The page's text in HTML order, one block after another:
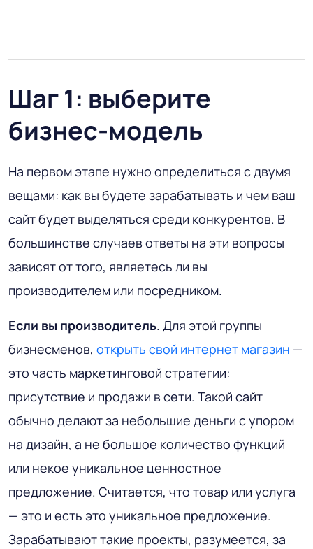
Шаг 1: выберите
бизнес-модель
На первом этапе нужно определиться с двумя
вещами: как вы будете зарабатывать и чем ваш
сайт будет выделяться среди конкурентов. В
большинстве случаев ответы на эти вопросы
зависят от того, являетесь ли вы
производителем или посредником.
Если вы производитель. Для этой группы
бизнесменов, открыть свой интернет магазин —
это часть маркетинговой стратегии:
присутствие и продажи в сети. Такой сайт
обычно делают за небольшие деньги с упором
на дизайн, а не большое количество функций
или некое уникальное ценностное
предложение. Считается, что товар или услуга
— это и есть это уникальное предложение.
Зарабатывают такие проекты, разумеется, за